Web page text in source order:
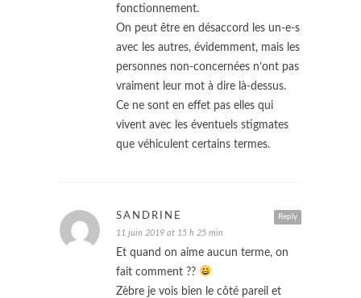
fonctionnement.
On peut être en désaccord les un-e-s
avec les autres, évidemment, mais les
personnes non-concernées n’ont pas
vraiment leur mot à dire là-dessus.
Ce ne sont en effet pas elles qui
vivent avec les éventuels stigmates
que véhiculent certains termes.
Reply
SANDRINE
11 juin 2019 at 15 h 25 min
Et quand on aime aucun terme, on
fait comment ??
Zèbre je vois bien le côté pareil et